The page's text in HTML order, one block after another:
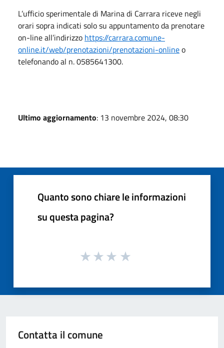
L’ufficio sperimentale di Marina di Carrara riceve negli
orari sopra indicati solo su appuntamento da prenotare
on-line all’indirizzo https://carrara.comune-
online.it/web/prenotazioni/prenotazioni-onlineo
telefonando al n. 0585641300.
Ultimo aggiornamento: 13 novembre 2024, 08:30
Quanto sono chiare le informazioni
su questa pagina?
Contatta il comune